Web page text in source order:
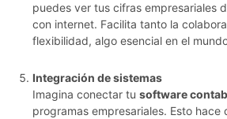
puedes ver tus cifras empresariales
con internet. Facilita tanto la
flexibilidad, algo esencial en el
Integración de sistemas
Imagina conectar tu software
programas empresariales. Esto